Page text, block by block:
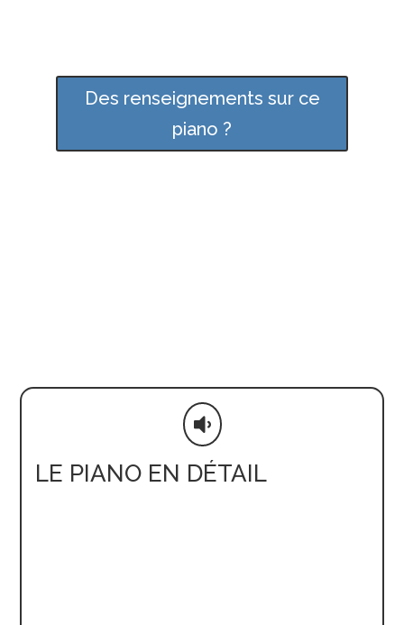
Des renseignements sur ce
piano ?

LE PIANO EN DÉTAIL